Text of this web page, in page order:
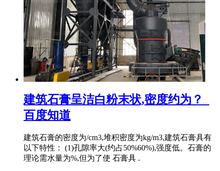
建筑石膏呈洁白粉末状,密度约为？_
百度知道
建筑石膏的密度为/cm3,堆积密度为kg/m3,建筑石膏具有
以下特性： (1)孔隙率大(约占50%60%),强度低。石膏的
理论需水量为%,但为了使 石膏具 .